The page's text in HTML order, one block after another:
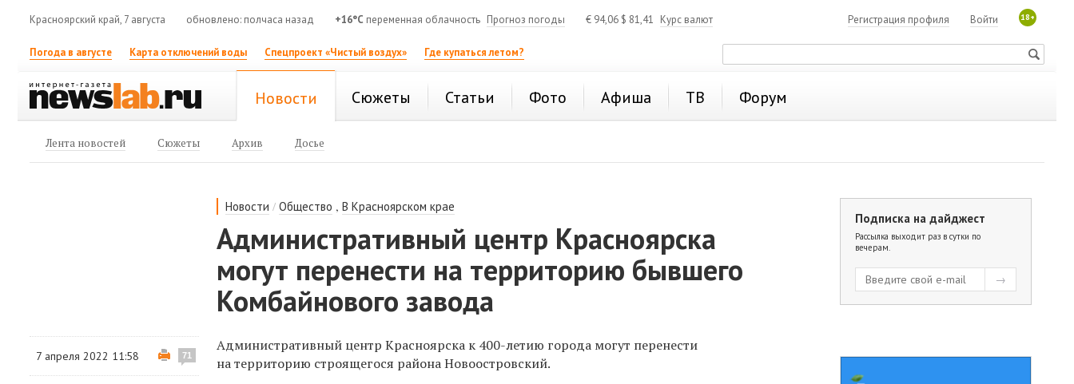
Красноярский край, 7 августа обновлено: полчаса назад +16°C переменная облачность Прогноз погоды € 94,06 $ 81,41 Курс валют 18+
Войти
Регистрация профиля
Погода в августе Карта отключений воды Спецпроект «Чистый воздух» Где купаться летом?
Новости Сюжеты Статьи Фото Афиша ТВ Форум
Лента новостей Сюжеты Архив Досье
Новости /Общество ,В Красноярском крае
Административный центр Красноярска
могут перенести на территорию бывшего
Комбайнового завода
7 апреля 2022 11:58 71
Административный центр Красноярска к 400-летию города могут перенести
на территорию строящегося района Новоостровский.
Подписка на дайджест
Рассылка выходит раз в сутки по
вечерам.